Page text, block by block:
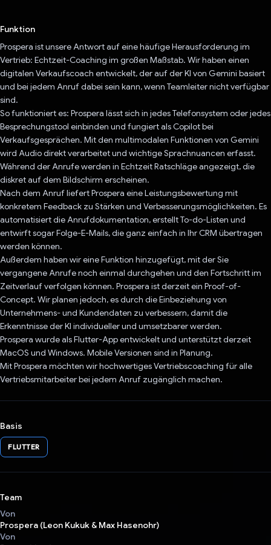
Funktion
Prospera ist unsere Antwort auf eine häufige Herausforderung im
Vertrieb: Echtzeit-Coaching im großen Maßstab. Wir haben einen
digitalen Verkaufscoach entwickelt, der auf der KI von Gemini basiert
und bei jedem Anruf dabei sein kann, wenn Teamleiter nicht verfügbar
sind.
So funktioniert es: Prospera lässt sich in jedes Telefonsystem oder jedes
Besprechungstool einbinden und fungiert als Copilot bei
Verkaufsgesprächen. Mit den multimodalen Funktionen von Gemini
wird Audio direkt verarbeitet und wichtige Sprachnuancen erfasst.
Während der Anrufe werden in Echtzeit Ratschläge angezeigt, die
diskret auf dem Bildschirm erscheinen.
Nach dem Anruf liefert Prospera eine Leistungsbewertung mit
konkretem Feedback zu Stärken und Verbesserungsmöglichkeiten. Es
automatisiert die Anrufdokumentation, erstellt To-do-Listen und
entwirft sogar Folge-E-Mails, die ganz einfach in Ihr CRM übertragen
werden können.
Außerdem haben wir eine Funktion hinzugefügt, mit der Sie
vergangene Anrufe noch einmal durchgehen und den Fortschritt im
Zeitverlauf verfolgen können. Prospera ist derzeit ein Proof-of-
Concept. Wir planen jedoch, es durch die Einbeziehung von
Unternehmens- und Kundendaten zu verbessern, damit die
Erkenntnisse der KI individueller und umsetzbarer werden.
Prospera wurde als Flutter-App entwickelt und unterstützt derzeit
MacOS und Windows. Mobile Versionen sind in Planung.
Mit Prospera möchten wir hochwertiges Vertriebscoaching für alle
Vertriebsmitarbeiter bei jedem Anruf zugänglich machen.
Basis
FLUTTER
Team
Von
Prospera (Leon Kukuk & Max Hasenohr)
Von